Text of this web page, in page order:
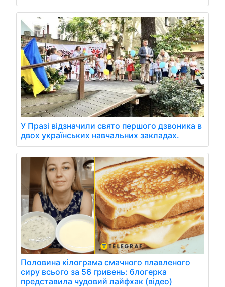
У Празі відзначили свято першого дзвоника в
двох українських навчальних закладах.
Половина кілограма смачного плавленого
сиру всього за 56 гривень: блогерка
представила чудовий лайфхак (відео)